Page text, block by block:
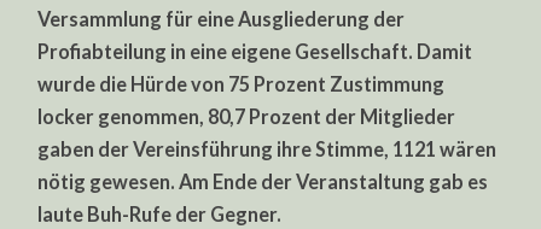
Versammlung für eine Ausgliederung der
Profiabteilung in eine eigene Gesellschaft. Damit
wurde die Hürde von 75 Prozent Zustimmung
locker genommen, 80,7 Prozent der Mitglieder
gaben der Vereinsführung ihre Stimme, 1121 wären
nötig gewesen. Am Ende der Veranstaltung gab es
laute Buh-Rufe der Gegner.